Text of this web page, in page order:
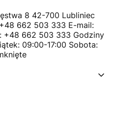
8 42-700 Lubliniec
662 503 333 E-mail:
+48 662 503 333 Godziny
09:00-17:00 Sobota: